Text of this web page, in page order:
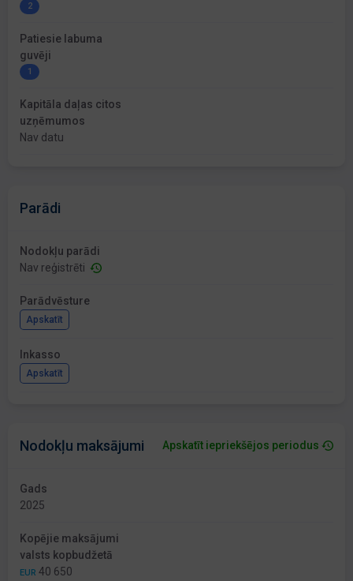
2
Patiesie labuma
guvēji
1
Kapitāla daļas citos
uzņēmumos
Nav datu
Parādi
Nodokļu parādi
Nav reģistrēti
Parādvēsture
Apskatīt
Inkasso
Apskatīt
Nodokļu maksājumi Apskatīt iepriekšējos periodus
Gads
2025
Kopējie maksājumi
valsts kopbudžetā
EUR 40 650